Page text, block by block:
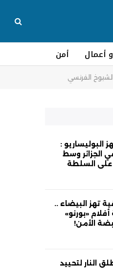
أعمال أمن
الفرنسي
البوليساريو :
الجزائر وسط
السلطة
تهز البيضاء ..
«بورنو»
الأمن!
النار لتحييد